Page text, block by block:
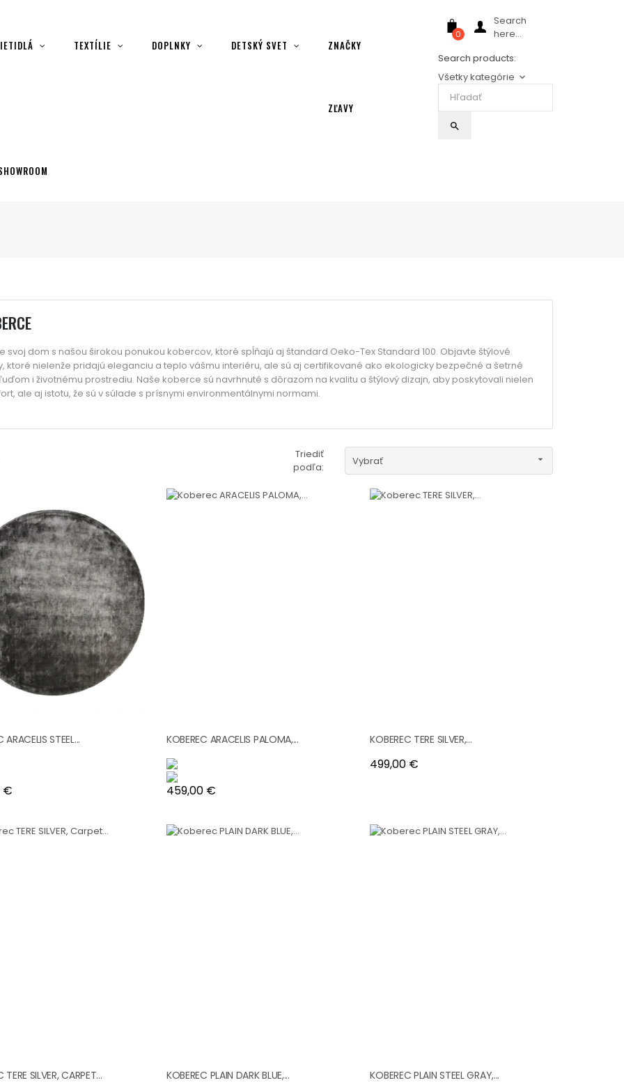
TEXTÍLIE DOPLNKY DETSKÝ SVET ZNAČKY
ZĽAVY
0
Search
here...
Search products:
Všetky kategórie keyboard_arrow_down
search
svoj dom s našou širokou ponukou kobercov, ktoré spĺňajú aj štandard Oeko-Tex Standard 100. Objavte štýlové
ktoré nielenže pridajú eleganciu a teplo vášmu interiéru, ale sú aj certifikované ako ekologicky bezpečné a šetrné
i životnému prostrediu. Naše koberce sú navrhnuté s dôrazom na kvalitu a štýlový dizajn, aby poskytovali nielen
ale aj istotu, že sú v súlade s prísnymi environmentálnymi normami.
Triediť
podľa:
Vybrať 
ARACELIS STEEL...
€
KOBEREC ARACELIS PALOMA,...
Cena
459,00 €
KOBEREC TERE SILVER,...
Cena
499,00 €
TERE SILVER, CARPET...
KOBEREC PLAIN DARK BLUE,...
KOBEREC PLAIN STEEL GRAY,...